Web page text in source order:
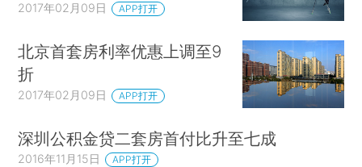
2017年02月09日 APP打开
北京首套房利率优惠上调至9
折
2017年02月09日 APP打开
深圳公积金贷二套房首付比升至七成
2016年11月15日 APP打开